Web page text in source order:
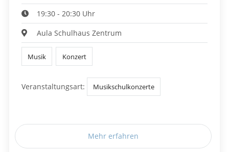
19:30 - 20:30 Uhr
Aula Schulhaus Zentrum
Musik Konzert
Veranstaltungsart: Musikschulkonzerte
Mehr erfahren